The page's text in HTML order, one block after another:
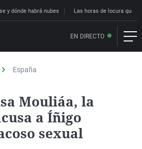
y dónde habrá nubes Las horas de locura que
EN DIRECTO
España
Mouliáa, la
a Íñigo
sexual